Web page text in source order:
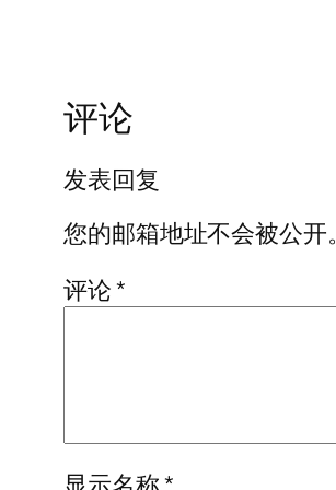
评论
发表回复
您的邮箱地址不会被公开。
评论*